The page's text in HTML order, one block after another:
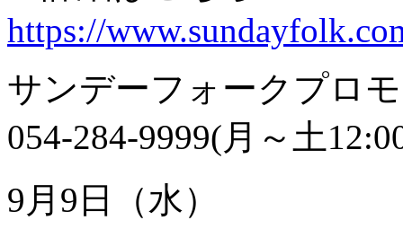
https://
サンデーフォークプロ
054-284-9999(月～土
9月9日（水）